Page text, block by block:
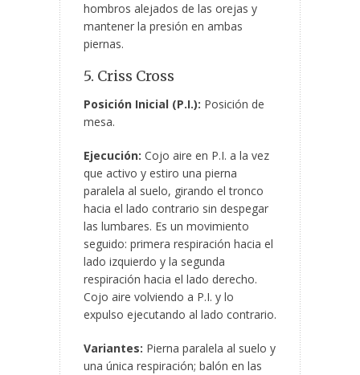
hombros alejados de las orejas y
mantener la presión en ambas
piernas.
5. Criss Cross
Posición Inicial (P.I.): Posición de
mesa.
Ejecución: Cojo aire en P.I. a la vez
que activo y estiro una pierna
paralela al suelo, girando el tronco
hacia el lado contrario sin despegar
las lumbares. Es un movimiento
seguido: primera respiración hacia el
lado izquierdo y la segunda
respiración hacia el lado derecho.
Cojo aire volviendo a P.I. y lo
expulso ejecutando al lado contrario.
Variantes: Pierna paralela al suelo y
una única respiración; balón en las